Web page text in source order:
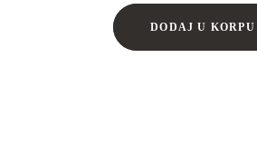
DODAJ U KORPU